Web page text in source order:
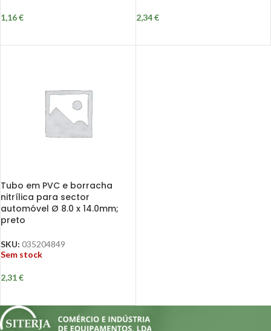
1,16€ 2,34€
Tubo em PVC e borracha
nitrílica para sector
automóvel Ø 8.0 x 14.0mm;
preto
SKU: 035204849
Sem stock
2,31€